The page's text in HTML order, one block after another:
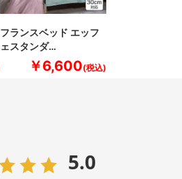
フランスベッド エッフ
ェスタンダ…
￥6,600
5.0